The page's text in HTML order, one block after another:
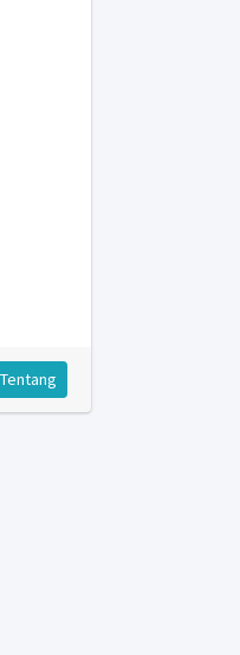
Tentang